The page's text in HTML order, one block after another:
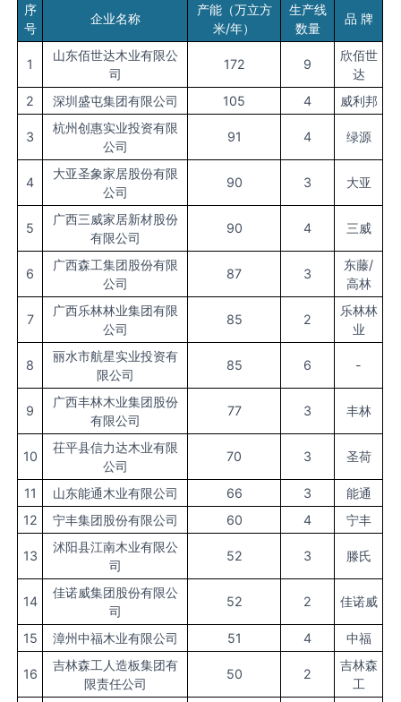
序
号
企业名称
产能（万立方
米/年）
生产线
数量
品 牌
1
山东佰世达木业有限公
司
172 9
欣佰世
达
2
深圳盛屯集团有限公司 105 4 威利邦
3
杭州创惠实业投资有限
公司
91 4 绿源
4
大亚圣象家居股份有限
公司
90 3 大亚
5
广西三威家居新材股份
有限公司
90 4 三威
6
广西森工集团股份有限
公司
87 3
东藤/
高林
7
广西乐林林业集团有限
公司
85 2
乐林林
业
8
丽水市航星实业投资有
限公司
85 6 -
9
广西丰林木业集团股份
有限公司
77 3 丰林
10
茌平县信力达木业有限
公司
70 3 圣荷
11 山东能通木业有限公司 66 3
能通
12
宁丰集团股份有限公司 60 4 宁丰
13
沭阳县江南木业有限公
司
52 3 滕氏
14
佳诺威集团股份有限公
司
52 2 佳诺威
15 漳州中福木业有限公司 51 4 中福
16
吉林森工人造板集团有
限责任公司
50 2
吉林森
工